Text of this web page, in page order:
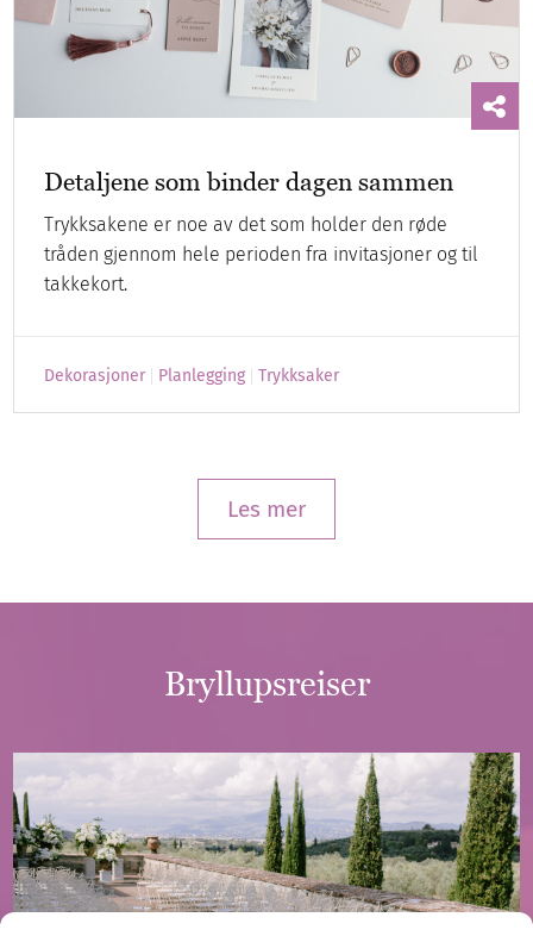
Detaljene som binder dagen sammen
Trykksakene er noe av det som holder den røde
tråden gjennom hele perioden fra invitasjoner og til
takkekort.
Dekorasjoner Planlegging Trykksaker
Les mer
Bryllupsreiser